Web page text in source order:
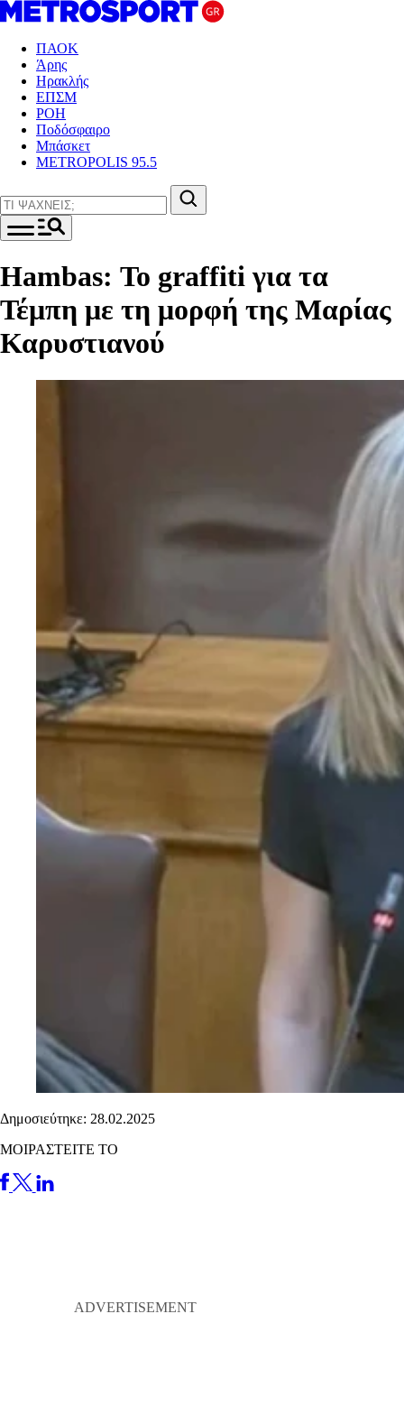
ΠΑΟΚ
Άρης
Ηρακλής
ΕΠΣΜ
ΡΟΗ
Ποδόσφαιρο
Μπάσκετ
METROPOLIS 95.5
Hambas: Το graffiti για τα
Τέμπη με τη μορφή της Μαρίας
Καρυστιανού
Δημοσιεύτηκε: 28.02.2025
ΜΟΙΡΑΣΤΕΙΤΕ ΤΟ